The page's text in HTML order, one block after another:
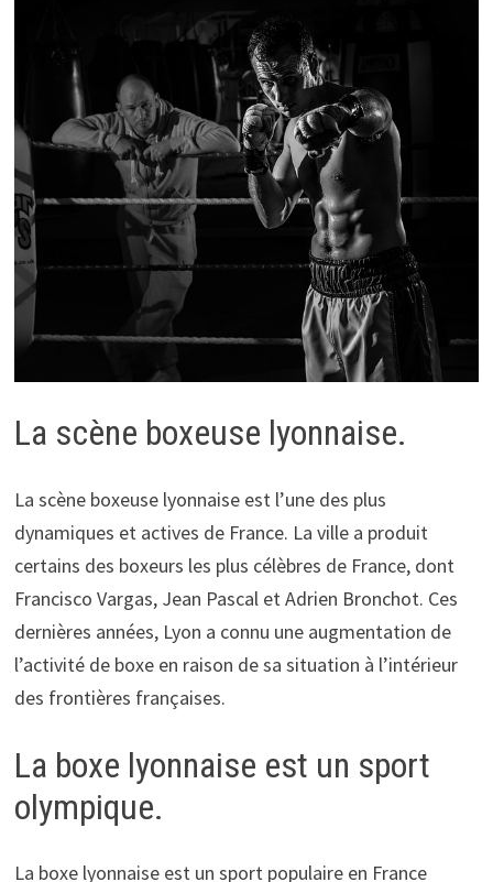
La scène boxeuse lyonnaise.
La scène boxeuse lyonnaise est l’une des plus
dynamiques et actives de France. La ville a produit
certains des boxeurs les plus célèbres de France, dont
Francisco Vargas, Jean Pascal et Adrien Bronchot. Ces
dernières années, Lyon a connu une augmentation de
l’activité de boxe en raison de sa situation à l’intérieur
des frontières françaises.
La boxe lyonnaise est un sport
olympique.
La boxe lyonnaise est un sport populaire en France